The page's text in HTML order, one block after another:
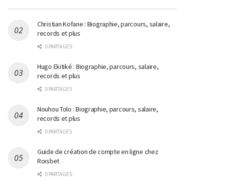
Christian Kofane : Biographie, parcours, salaire,
records et plus
0 PARTAGES
Hugo Ekitiké : Biographie, parcours, salaire,
records et plus
0 PARTAGES
Nouhou Tolo : Biographie, parcours, salaire,
records et plus
0 PARTAGES
Guide de création de compte en ligne chez
Roisbet
0 PARTAGES